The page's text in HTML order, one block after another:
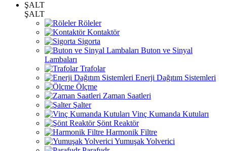
ŞALT
ŞALT
Röleler
Kontaktör
Sigorta
Buton ve Sinyal
Lambaları
Trafolar
Enerji Dağıtım Sistemleri
Ölçme
Zaman Saatleri
Şalter
Vinç Kumanda Kutuları
Şönt Reaktör
Harmonik Filtre
Yumuşak Yolverici